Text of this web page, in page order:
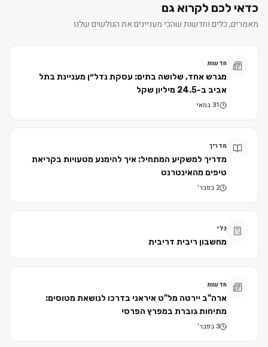
כדאי לכם לקרוא גם
מאמרים, כלים וחדשות שהכי מעניינים את הגולשים שלנו
חדשות
מגרש אחד, שלושה בתים: עסקת נדל״ן מעניינת בתל
אביב ב-24.5 מיליון שקל
31 במאי
מדריך
מדריך למשקיע המתחיל: איך להימנע מטעויות בקריאת
טיפים מהאינטרנט
2 בפבר׳
כלי
מחשבון ריבית דריבית
חדשות
ארה"ב יירטה מל"ט איראני בדרכו לנושאת מטוסים:
מתיחות גוברת במפרץ הפרסי
3 בפבר׳